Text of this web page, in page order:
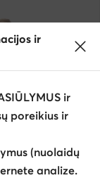
· Chaki
ir
ir
poreikius ir
(nuolaidų
analize.